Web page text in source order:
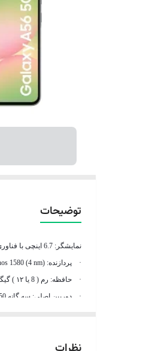
توضیحات
نمایشگر: 6.7 اینچی با فناوری Super AMOLED
· پردازنده: Exynos 1580 (4 nm)
· حافظه: رم ( 8 یا ۱۲ ) گیگابایت/حافظه داخلی ( 128 یا 256 ) گیگابایت
· دوربین اصلی: سه گانه 50 مگاپیکسل + 12 مگاپیکسل + 5 مگاپیکسل
· تعداد سیم کارت: دوسیم